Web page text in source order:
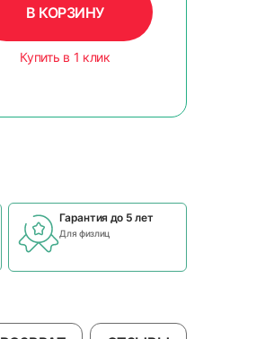
В КОРЗИНУ
Купить в 1 клик
Гарантия до 5 лет
Для физлиц